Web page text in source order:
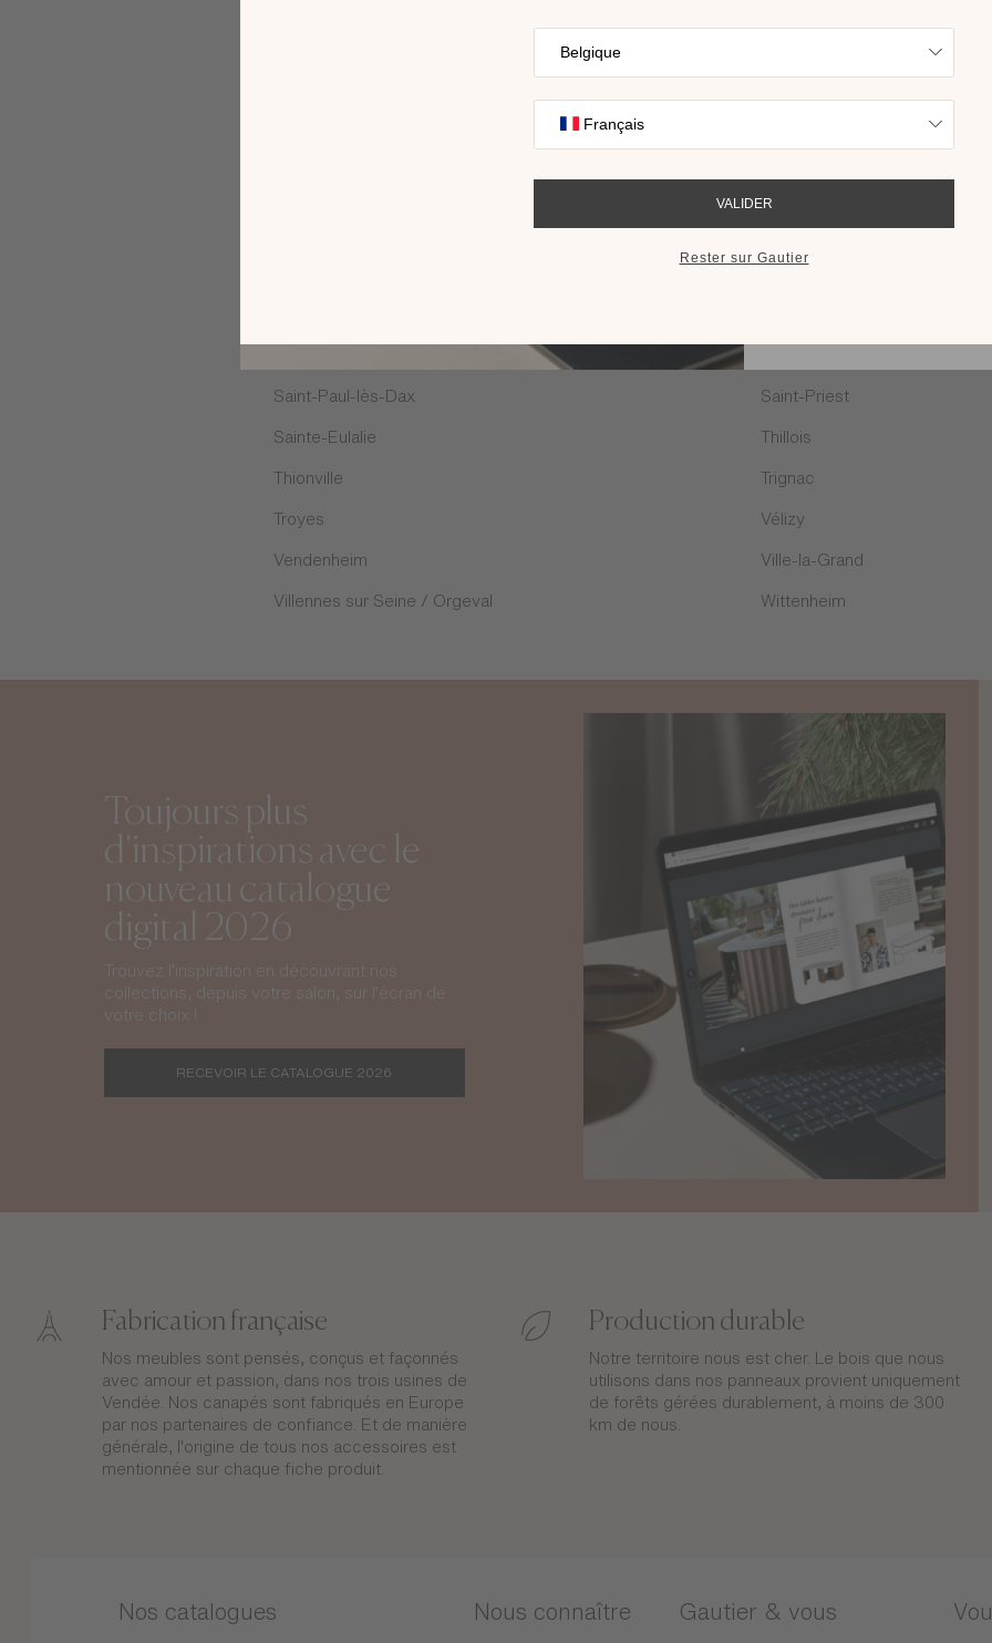
Mondeville
Puilboreau
Rodez
Saint-Paul-lès-Dax Saint-Priest
Sainte-Eulalie Thillois
Thionville Trignac
Troyes Vélizy
Vendenheim Ville-la-Grand
Villennes sur Seine / Orgeval Wittenheim
Trouvez
nos collections
RECEVOIR LE
Toujours plus
d'inspirations avec le
nouveau catalogue
digital 2026
Trouvez l’inspiration en découvrant nos
collections, depuis votre salon, sur l’écran de
votre choix !
RECEVOIR LE CATALOGUE 2026
Fabrication française
Nos meubles sont pensés, conçus et façonnés
avec amour et passion, dans nos trois usines de
Vendée. Nos canapés sont fabriqués en Europe
par nos partenaires de confiance. Et de manière
générale, l'origine de tous nos accessoires est
mentionnée sur chaque fiche produit.
Production durable
Notre territoire nous est cher. Le bois que nous
utilisons dans nos panneaux provient uniquement
de forêts gérées durablement, à moins de 300
km de nous.
Nos catalogues Nous connaître Gautier & vous